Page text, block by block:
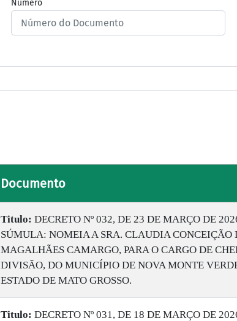
Número
Documento
Titulo: DECRETO Nº 032, DE 23 DE MARÇO DE
SÚMULA: NOMEIA A SRA. CLAUDIA CONCEIÇÃO
MAGALHÃES CAMARGO, PARA O CARGO DE
DIVISÃO, DO MUNICÍPIO DE NOVA MONTE
ESTADO DE MATO GROSSO.
Titulo: DECRETO Nº 031, DE 18 DE MARÇO DE